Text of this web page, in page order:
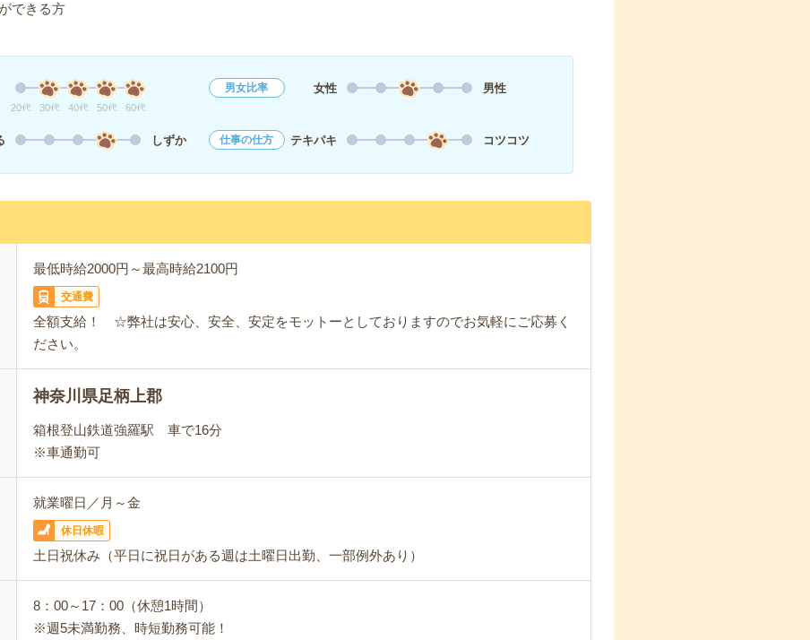
できる方
20代 30代 40代 50代 60代
男女比率 女性 男性
しずか 仕事の仕方 テキパキ コツコツ
最低時給2000円～最高時給2100円
交通費
全額支給！ ☆弊社は安心、安全、安定をモットーとしておりますのでお気軽にご応募く
ださい。
神奈川県足柄上郡
箱根登山鉄道強羅駅 車で16分
※車通勤可
就業曜日／月～金
休日休暇
土日祝休み（平日に祝日がある週は土曜日出勤、一部例外あり）
8：00～17：00（休憩1時間）
※週5未満勤務、時短勤務可能！